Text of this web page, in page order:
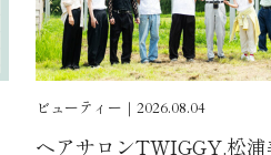
ビューティー｜2026.08.04
ヘアサロンTWIGGY.松